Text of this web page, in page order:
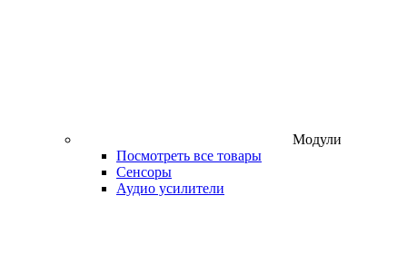
Модули
Посмотреть все товары
Сенсоры
Аудио усилители